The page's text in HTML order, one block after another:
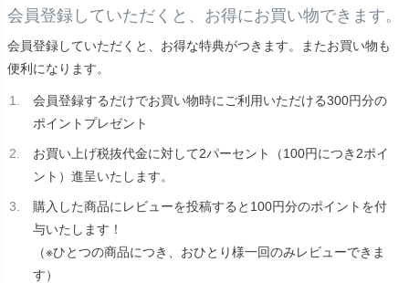
会員登録していただくと、お得にお買い物できます。
会員登録していただくと、お得な特典がつきます。またお買い物も
便利になります。
会員登録するだけでお買い物時にご利用いただける300円分の
ポイントプレゼント
お買い上げ税抜代金に対して2パーセント（100円につき2ポイ
ント）進呈いたします。
購入した商品にレビューを投稿すると100円分のポイントを付
与いたします！
（※ひとつの商品につき、おひとり様一回のみレビューできま
す）